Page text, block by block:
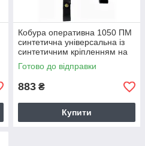
Кобура оперативна 1050 ПМ
синтетична універсальна із
синтетичним кріпленням на
липучці
Готово до відправки
883 ₴
Купити